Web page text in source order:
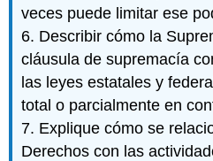
veces puede limitar ese
6. Describir cómo la
cláusula de supremacía
las leyes estatales y
total o parcialmente en
7. Explique cómo se
Derechos con las